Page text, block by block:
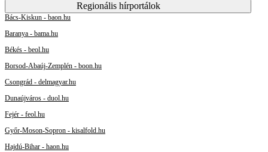
Regionális hírportálok
Bács-Kiskun - baon.hu
Baranya - bama.hu
Békés - beol.hu
Borsod-Abaúj-Zemplén - boon.hu
Csongrád - delmagyar.hu
Dunaújváros - duol.hu
Fejér - feol.hu
Győr-Moson-Sopron - kisalfold.hu
Hajdú-Bihar - haon.hu